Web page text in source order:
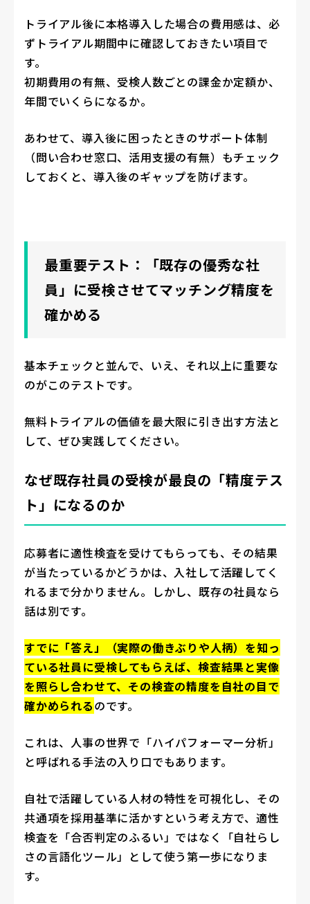
トライアル後に本格導入した場合の費用感は、必
ずトライアル期間中に確認しておきたい項目で
す。
初期費用の有無、受検人数ごとの課金か定額か、
年間でいくらになるか。
あわせて、導入後に困ったときのサポート体制
（問い合わせ窓口、活用支援の有無）もチェック
しておくと、導入後のギャップを防げます。
最重要テスト：「既存の優秀な社
員」に受検させてマッチング精度を
確かめる
基本チェックと並んで、いえ、それ以上に重要な
のがこのテストです。
無料トライアルの価値を最大限に引き出す方法と
して、ぜひ実践してください。
なぜ既存社員の受検が最良の「精度テス
ト」になるのか
応募者に適性検査を受けてもらっても、その結果
が当たっているかどうかは、入社して活躍してく
れるまで分かりません。しかし、既存の社員なら
話は別です。
すでに「答え」（実際の働きぶりや人柄）を知っ
ている社員に受検してもらえば、検査結果と実像
を照らし合わせて、その検査の精度を自社の目で
確かめられるのです。
これは、人事の世界で「ハイパフォーマー分析」
と呼ばれる手法の入り口でもあります。
自社で活躍している人材の特性を可視化し、その
共通項を採用基準に活かすという考え方で、適性
検査を「合否判定のふるい」ではなく「自社らし
さの言語化ツール」として使う第一歩になりま
す。